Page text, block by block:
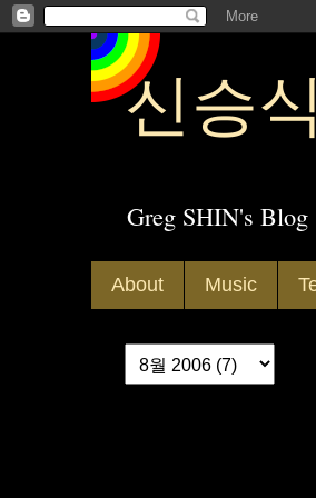
신승
Greg SHIN's Blog
About Music